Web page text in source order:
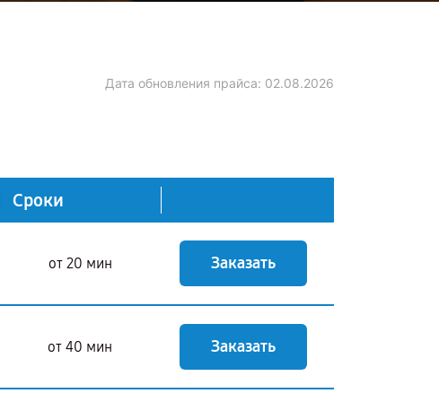
Дата обновления прайса: 02.08.2026
Сроки
от 20 мин Заказать
от 40 мин Заказать